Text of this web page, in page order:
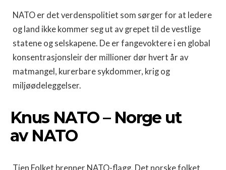
NATO er det verdenspolitiet som sørger for at ledere
og land ikke kommer seg ut av grepet til de vestlige
statene og selskapene. De er fangevoktere i en global
konsentrasjonsleir der millioner dør hvert år av
matmangel, kurerbare sykdommer, krig og
miljøødeleggelser.
Knus NATO – Norge ut
av NATO
Tjen Folket brenner NATO-flagg. Det norske folket